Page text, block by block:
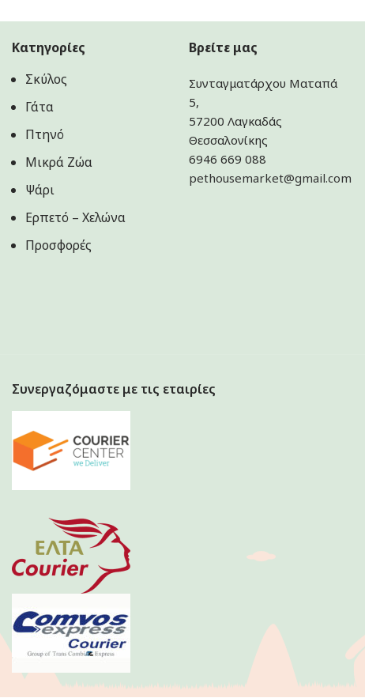
Κατηγορίες
Σκύλος
Γάτα
Πτηνό
Μικρά Ζώα
Ψάρι
Ερπετό – Χελώνα
Προσφορές
Βρείτε μας
Συνταγματάρχου Ματαπά
5,
57200 Λαγκαδάς
Θεσσαλονίκης
6946 669 088
pethousemarket@gmail.com
Συνεργαζόμαστε με τις εταιρίες